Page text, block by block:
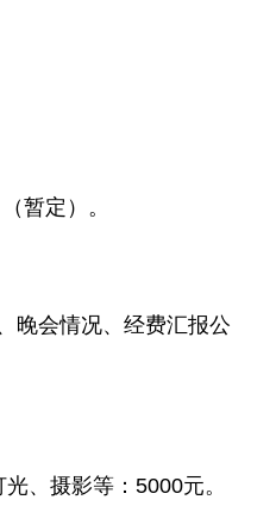
暂定）。
晚会情况、经费汇报公
、摄影等：5000元。